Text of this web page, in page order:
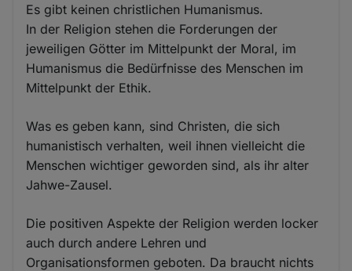
Es gibt keinen christlichen Humanismus.
In der Religion stehen die Forderungen der
jeweiligen Götter im Mittelpunkt der Moral, im
Humanismus die Bedürfnisse des Menschen im
Mittelpunkt der Ethik.
Was es geben kann, sind Christen, die sich
humanistisch verhalten, weil ihnen vielleicht die
Menschen wichtiger geworden sind, als ihr alter
Jahwe-Zausel.
Die positiven Aspekte der Religion werden locker
auch durch andere Lehren und
Organisationsformen geboten. Da braucht nichts